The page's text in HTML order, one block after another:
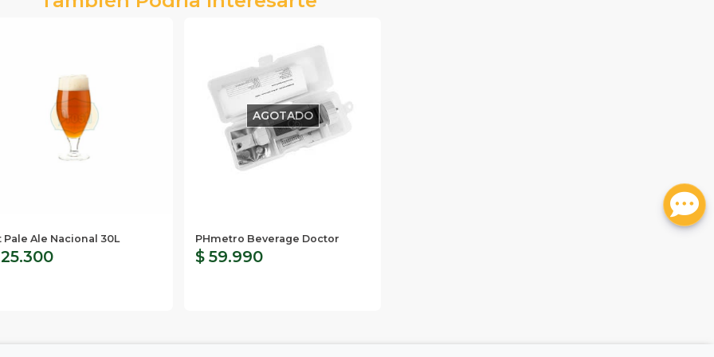
Pale Ale Nacional 30L
AGOTADO
PHmetro Beverage Doctor
$ 59.990